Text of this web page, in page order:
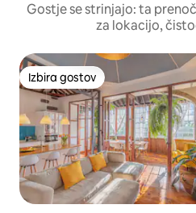
Gostje se strinjajo: ta
za lokacijo,
Izbira gostov
Izbira gostov